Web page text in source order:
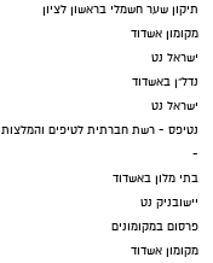
תיקון שער חשמלי בראשון לציון
מקומון אשדוד
ישראל נט
נדל"ן באשדוד
ישראל נט
נטיפס - רשת חברתית לטיפים והמלצות
-
בתי מלון באשדוד
יישובניק נט
פרסום במקומונים
מקומון אשדוד